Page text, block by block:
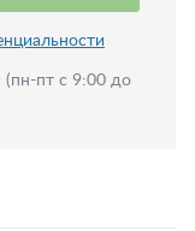
(пн-пт с 9:00 до